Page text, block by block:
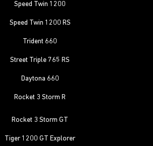
Speed Twin 1200
Speed Twin 1200 RS
Trident 660
Street Triple 765 RS
Daytona 660
Rocket 3 Storm R
Rocket 3 Storm GT
Tiger 1200 GT Explorer